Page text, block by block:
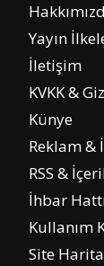
Yayın
İletişim
KVKK &
Künye
Reklam &
RSS &
İhbar
Kullanım
Site